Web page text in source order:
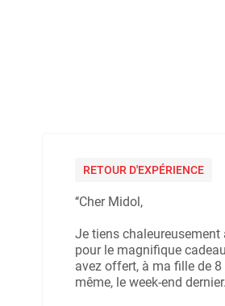
RETOUR D'EXPÉRIENCE
‘‘Cher Midol,
Je tiens chaleureusement
pour le magnifique
avez offert, à ma fille de
même, le week-end dernier.